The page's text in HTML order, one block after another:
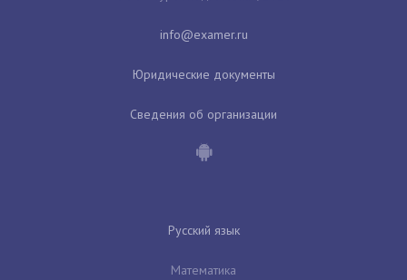
Юридические документы
Сведения об организации
Русский язык
Математика